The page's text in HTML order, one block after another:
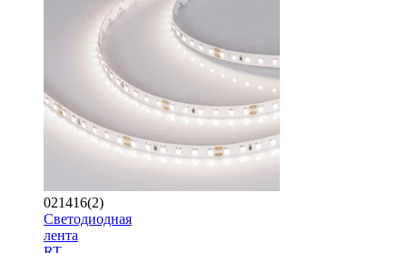
021416(2)
Светодиодная
лента